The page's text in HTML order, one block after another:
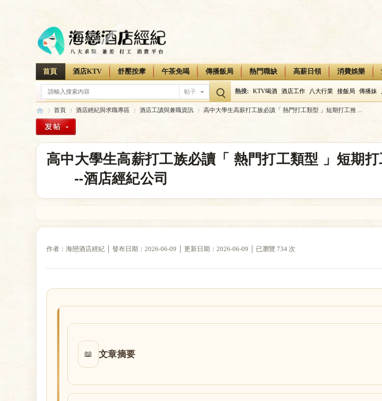
首頁 酒店KTV 舒壓按摩 午茶免喝 傳播飯局 熱門職缺 高薪日領 消費娛樂
帖子 熱搜: KTV喝酒 酒店工作 八大行業 接飯局 傳播妹
首頁
›
酒店經紀與求職專區
›
酒店工讀與兼職資訊
›
高中大學生高薪打工族必讀「 熱門打工類型 」短期打工推 ...
高中大學生高薪打工族必讀「 熱門打工類型 」短期
--酒店經紀公司
作者：海戀酒店經紀 │ 發布日期：2026-06-09 │ 更新日期：2026-06-09 │ 已瀏覽 734 次
📖 文章摘要